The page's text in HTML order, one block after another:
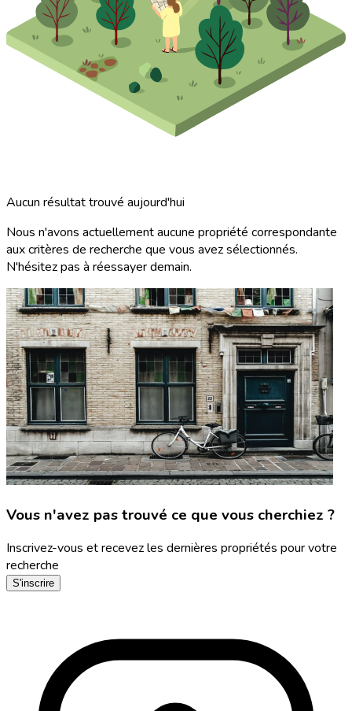
Aucun résultat trouvé aujourd'hui
Nous n'avons actuellement aucune propriété correspondante
aux critères de recherche que vous avez sélectionnés.
N'hésitez pas à réessayer demain.
Vous n'avez pas trouvé ce que vous cherchiez ?
Inscrivez-vous et recevez les dernières propriétés pour votre
recherche
S'inscrire